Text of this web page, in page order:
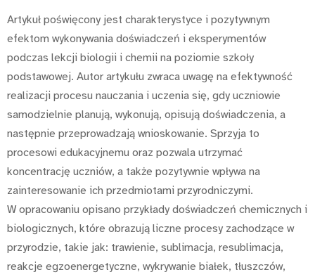
Artykuł poświęcony jest charakterystyce i pozytywnym
efektom wykonywania doświadczeń i eksperymentów
podczas lekcji biologii i chemii na poziomie szkoły
podstawowej. Autor artykułu zwraca uwagę na efektywność
realizacji procesu nauczania i uczenia się, gdy uczniowie
samodzielnie planują, wykonują, opisują doświadczenia, a
następnie przeprowadzają wnioskowanie. Sprzyja to
procesowi edukacyjnemu oraz pozwala utrzymać
koncentrację uczniów, a także pozytywnie wpływa na
zainteresowanie ich przedmiotami przyrodniczymi.
W opracowaniu opisano przykłady doświadczeń chemicznych i
biologicznych, które obrazują liczne procesy zachodzące w
przyrodzie, takie jak: trawienie, sublimacja, resublimacja,
reakcje egzoenergetyczne, wykrywanie białek, tłuszczów,